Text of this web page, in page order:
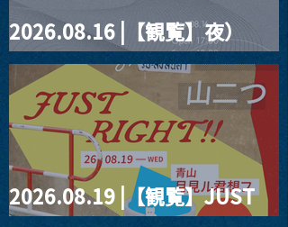
2026.08.16 |【観覧】夜）
four dots vol.2
2026.08.19 |【観覧】JUST